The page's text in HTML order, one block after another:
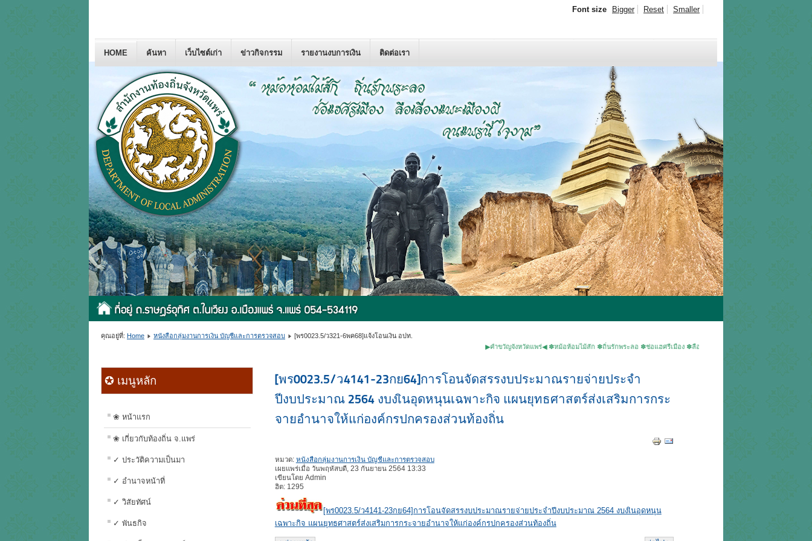
HOME ค้นหา เว็บไซต์เก่า ข่าวกิจกรรม รายงานงบการเงิน ติดต่อเรา
Font size Bigger Reset Smaller
คุณอยู่ที่: Home หนังสือกลุ่มงานการเงิน บัญชีและการตรวจสอบ
[พร0023.5/ว321-6พค68]แจ้งโอนเงิน อปท.
▶คำขวัญจังหวัดแพร่◀ ✽หม้อห้อมไม้สัก ✽ถิ่นรักพระลอ ✽ช่อแฮศรีเมือง ✽ลือเลื่องแพะเมืองผี ✽คนแพร่นี้ใจงาม ▶ยินดีต้อนรับเ
✪ เมนูหลัก
❀ หน้าแรก
❀ เกี่ยวกับท้องถิ่น จ.แพร่
✓ ประวัติความเป็นมา
✓ อำนาจหน้าที่
✓ วิสัยทัศน์
✓ พันธกิจ
[พร0023.5/ว4141-23กย64]การโอนจัดสรรงบประมาณรายจ่ายประจำ
ปีงบประมาณ 2564 งบงเินอุดหนุนเฉพาะกิจ แผนยุทธศาสตร์ส่งเสริมการกระ
จายอำนาจให้แก่องค์กรปกครองส่วนท้องถิ่น
หมวด: หนังสือกลุ่มงานการเงิน บัญชีและการตรวจสอบ
เผยแพร่เมื่อ วันพฤหัสบดี, 23 กันยายน 2564 13:33
เขียนโดย Admin
ฮิต: 1295
[พร0023.5/ว4141-23กย64]การโอนจัดสรรงบประมาณรายจ่ายประจำปีงบประมาณ 2564 งบงเินอุดหนุน
เฉพาะกิจ แผนยุทธศาสตร์ส่งเสริมการกระจายอำนาจให้แก่องค์กรปกครองส่วนท้องถิ่น